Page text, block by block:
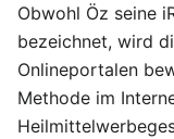
Obwohl Öz seine
bezeichnet, wird
Onlineportalen
Methode im